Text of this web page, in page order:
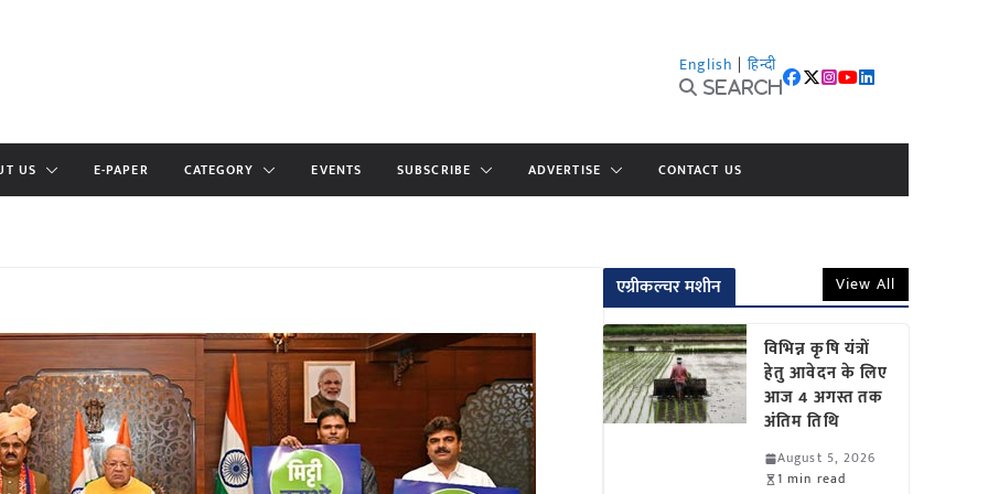
English | हिन्दी
Search
US E-PAPER CATEGORY EVENTS SUBSCRIBE ADVERTISE CONTACT US
एग्रीकल्चर मशीन View All
विभिन्न कृषि यंत्रों
हेतु आवेदन के लिए
आज 4 अगस्त तक
अंतिम तिथि
August 5, 2026
1 min read